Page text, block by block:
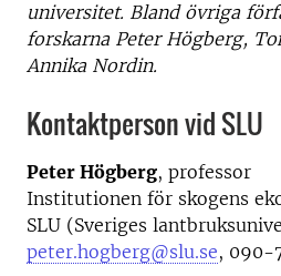
universitet. Bland övriga
forskarna Peter Högberg,
Annika Nordin.
Kontaktperson vid SLU
Peter Högberg, professor
Institutionen för skogens
SLU (Sveriges
peter.hogberg@slu.se, 090-